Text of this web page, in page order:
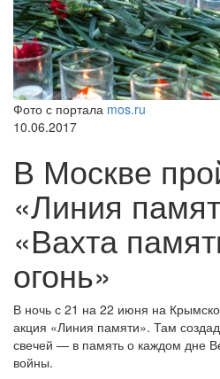
Фото с портала mos.ru
10.06.2017
В Москве
«Линия
«Вахта
огонь»
В ночь с 21 на 22 июня на
акция «Линия памяти». Там
свечей — в память о каждом дне
войны.